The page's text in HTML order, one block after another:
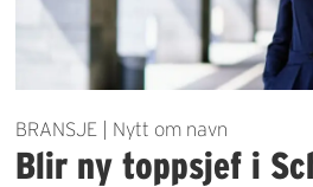
BRANSJE | Nytt om navn
Blir ny toppsjef i